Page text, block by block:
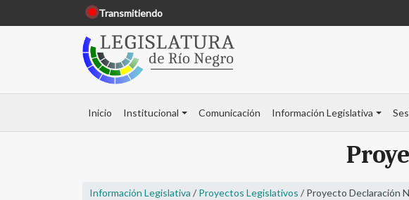
Transmitiendo
Inicio Institucional Comunicación Información Legislativa
Información Legislativa / Proyectos Legislativos / Proyecto Declaración